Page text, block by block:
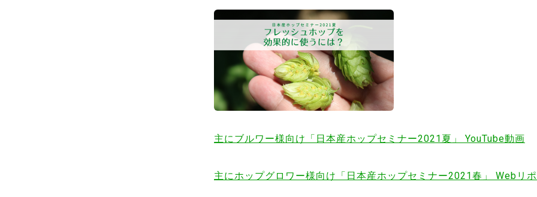
主にブルワー様向け「日本産ホップセミナー2021夏」 YouTube動画
主にホップグロワー様向け「日本産ホップセミナー2021春」 Webリポ